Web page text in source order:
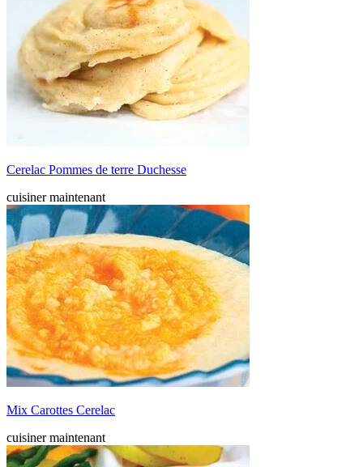
Cerelac Pommes de terre Duchesse
cuisiner maintenant
Mix Carottes Cerelac
cuisiner maintenant